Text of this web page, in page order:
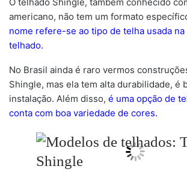
americano, não tem um formato
nome refere-se ao tipo de telha usada
telhado.
No Brasil ainda é raro vermos
Shingle, mas ela tem alta durabilidade, é
instalação. Além disso, é uma opção de
conta com boa variedade de cores.